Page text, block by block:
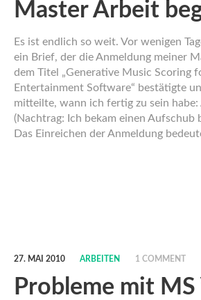
Master Arbeit
Es ist endlich so weit. Vor wenigen
ein Brief, der die Anmeldung meiner
dem Titel „Generative Music Scoring
Entertainment Software“ bestätigte
mitteilte, wann ich fertig zu sein habe:
(Nachtrag: Ich bekam einen Aufschub
Das Einreichen der Anmeldung
27. MAI 2010 ARBEITEN 1 COMMENT
Probleme mit MS